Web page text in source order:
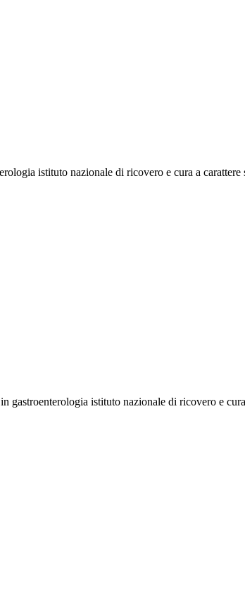
istituto nazionale di ricovero e cura a
gastroenterologia istituto nazionale di ricovero e